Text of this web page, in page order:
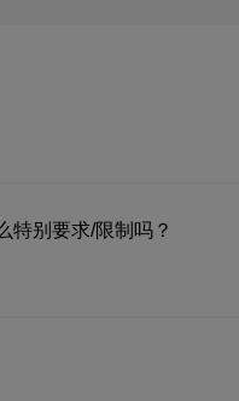
特别要求/限制吗？